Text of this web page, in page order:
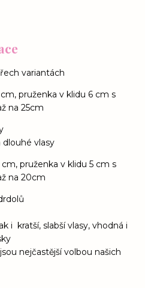
variantách
pruženka v klidu 6 cm s
na 25cm
dlouhé vlasy
pruženka v klidu 5 cm s
na 20cm
i kratší, slabší vlasy, vhodná i
nejčastější volbou našich